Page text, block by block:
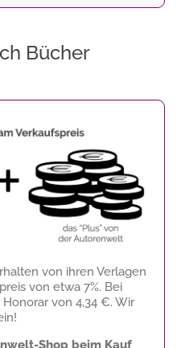
Bücher
von ihren Verlagen
von etwa 7%. Bei
von 4,34 €. Wir
Shop beim Kauf